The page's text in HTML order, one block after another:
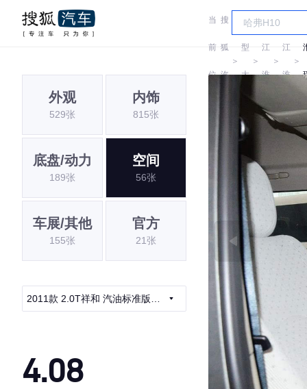
当
前
位
搜
狐
汽
＞
车
型
大
＞
江
淮
＞
江
淮
＞
外观
529张
内饰
815张
底盘/动力
189张
空间
56张
车展/其他
155张
官方
21张
2011款 2.0T祥和 汽油标准版
4.08